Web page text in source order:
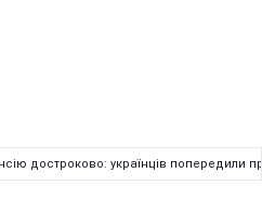
достроково: українців попередили